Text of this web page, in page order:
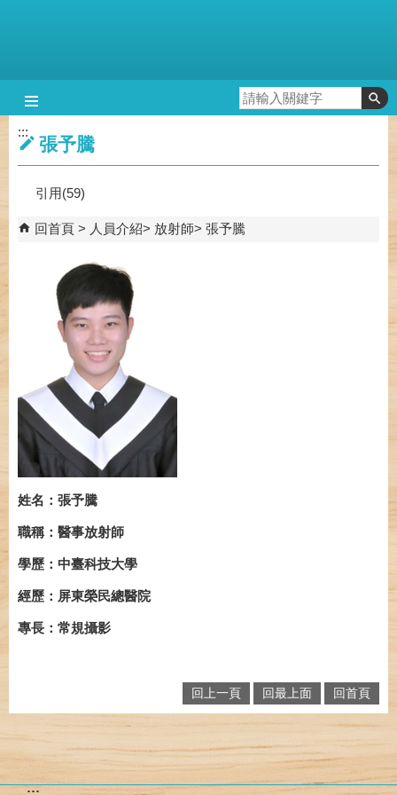
:::
張予騰
引用(59)
回首頁 人員介紹 放射師 張予騰
姓名：張予騰
職稱：醫事放射師
學歷：中臺科技大學
經歷：屏東榮民總醫院
專長：常規攝影
回上一頁 回最上面 回首頁